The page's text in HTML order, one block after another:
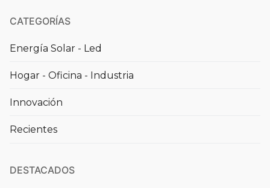
CATEGORÍAS
Energía Solar - Led
Hogar - Oficina - Industria
Innovación
Recientes
DESTACADOS